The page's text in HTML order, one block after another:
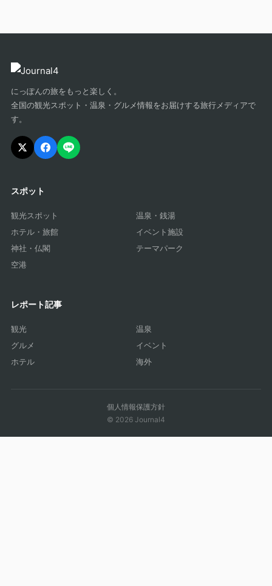
にっぽんの旅をもっと楽しく。
全国の観光スポット・温泉・グルメ情報をお届けする旅行メディアで
す。
スポット
観光スポット
温泉・銭湯
ホテル・旅館
イベント施設
神社・仏閣
テーマパーク
空港
レポート記事
観光
温泉
グルメ
イベント
ホテル
海外
個人情報保護方針
© 2026 Journal4